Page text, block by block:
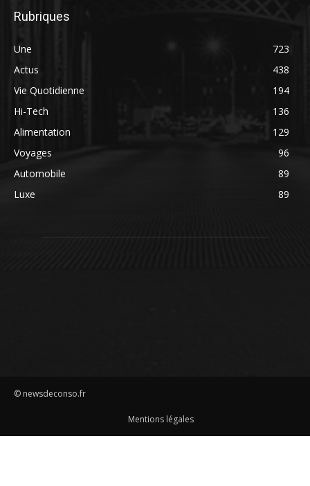
Rubriques
Une
723
Actus
438
Vie Quotidienne
194
Hi-Tech
136
Alimentation
129
Voyages
96
Automobile
89
Luxe
89
© newsdeconso.fr
Mentions légales